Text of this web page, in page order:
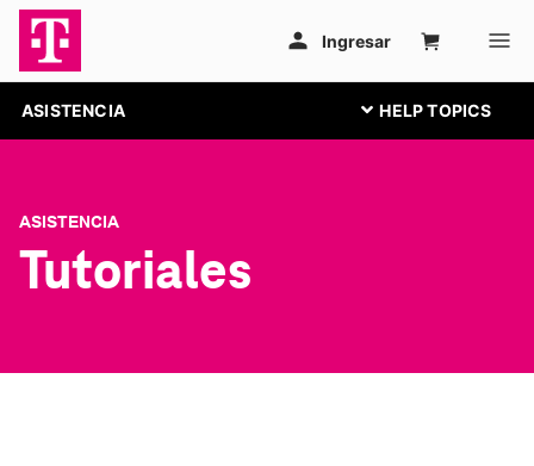
ASISTENCIA
ASISTENCIA
Tutoriales